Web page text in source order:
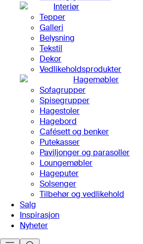
Interiør
Tepper
Galleri
Belysning
Tekstil
Dekor
Vedlikeholdsprodukter
Hagemøbler
Sofagrupper
Spisegrupper
Hagestoler
Hagebord
Cafésett og benker
Putekasser
Paviljonger og parasoller
Loungemøbler
Hageputer
Solsenger
Tilbehør og vedlikehold
Salg
Inspirasjon
Nyheter